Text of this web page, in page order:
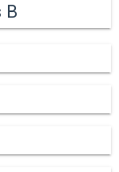
B